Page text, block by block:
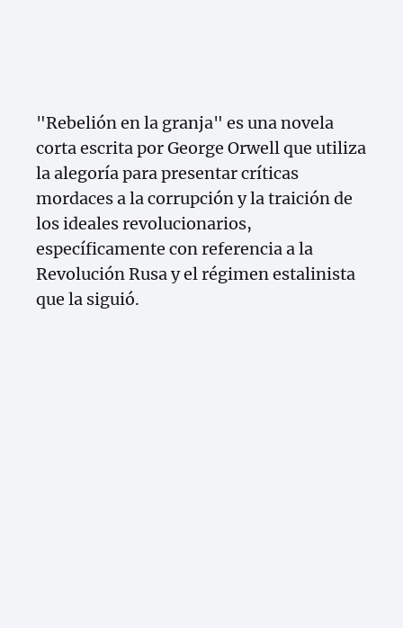
"Rebelión en la granja" es una novela
corta escrita por George Orwell que utiliza
la alegoría para presentar críticas
mordaces a la corrupción y la traición de
los ideales revolucionarios,
específicamente con referencia a la
Revolución Rusa y el régimen estalinista
que la siguió.